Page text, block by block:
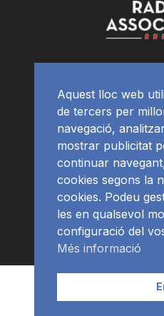
APP
Aquest lloc web
de tercers per
navegació,
mostrar publicitat
continuar
cookies segons la
cookies. Podeu
les en qualsevol
configuració del
Més informació